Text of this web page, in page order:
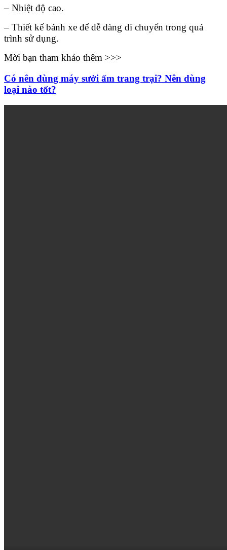
– Nhiệt độ cao.
– Thiết kế bánh xe để dễ dàng di chuyển trong quá
trình sử dụng.
Mời bạn tham khảo thêm >>>
Có nên dùng máy sưởi ấm trang trại? Nên dùng
loại nào tốt?